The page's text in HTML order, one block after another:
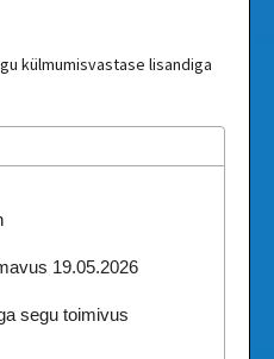
külmumisvastase lisandiga
19.05.2026
segu toimivus